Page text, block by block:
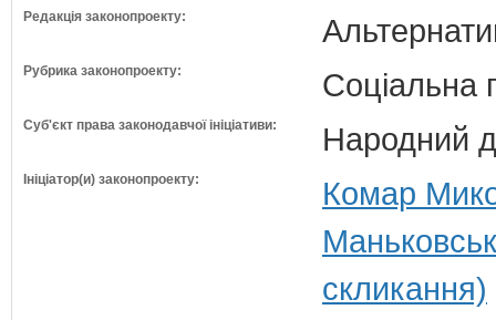
Редакція законопроекту:
Рубрика законопроекту: Соціальна
Суб'єкт права законодавчої ініціативи: Народний
Ініціатор(и) законопроекту:
Комар
скликання)